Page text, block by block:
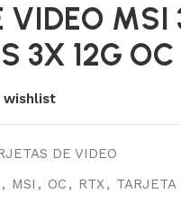
VIDEO MSI
3X 12G OC
DE VIDEO
, MSI , OC , RTX, TARJETA